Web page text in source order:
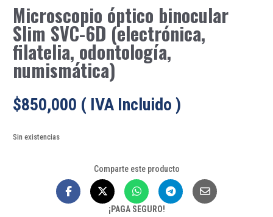
Microscopio óptico binocular
Slim SVC-6D (electrónica,
filatelia, odontología,
numismática)
$850,000 ( IVA Incluido )
Sin existencias
Comparte este producto
¡PAGA SEGURO!